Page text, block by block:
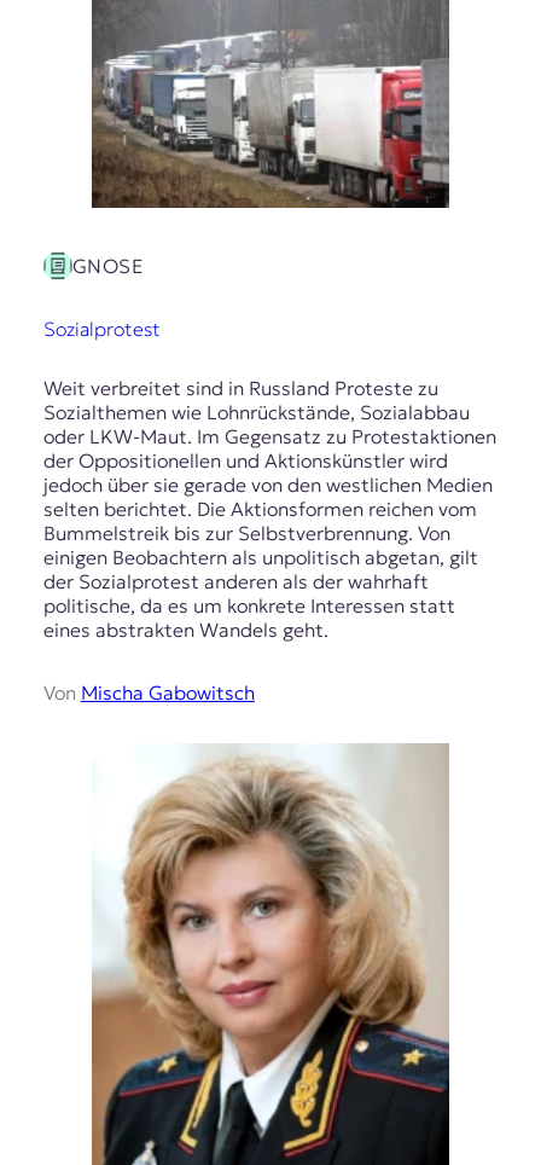
GNOSE
Sozialprotest
Weit verbreitet sind in Russland Proteste zu
Sozialthemen wie Lohnrückstände, Sozialabbau
oder LKW-Maut. Im Gegensatz zu Protestaktionen
der Oppositionellen und Aktionskünstler wird
jedoch über sie gerade von den westlichen Medien
selten berichtet. Die Aktionsformen reichen vom
Bummelstreik bis zur Selbstverbrennung. Von
einigen Beobachtern als unpolitisch abgetan, gilt
der Sozialprotest anderen als der wahrhaft
politische, da es um konkrete Interessen statt
eines abstrakten Wandels geht.
Von Mischa Gabowitsch